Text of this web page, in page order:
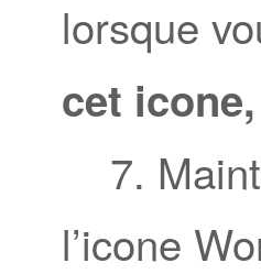
lorsque
cet
7.
l’icone